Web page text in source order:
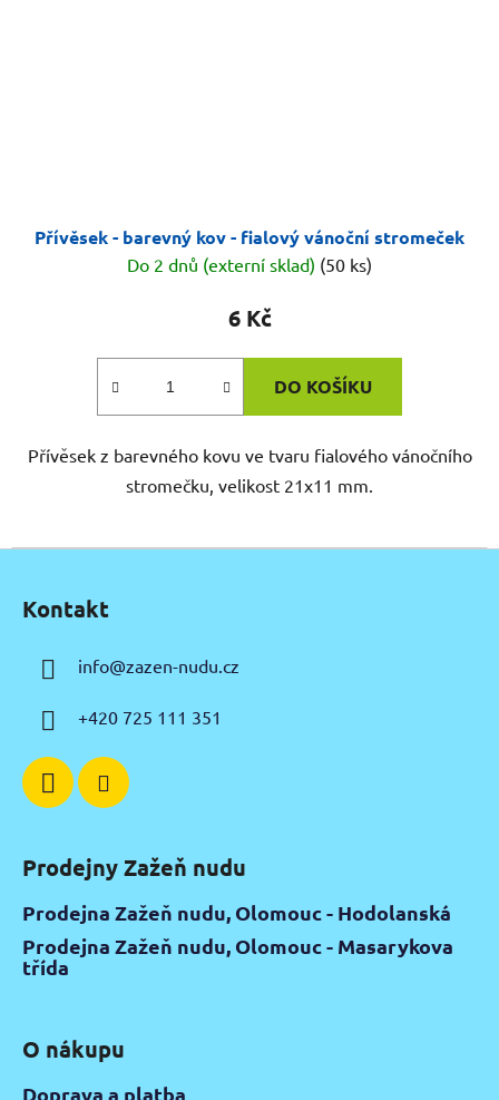
Přívěsek - barevný kov - fialový vánoční stromeček
Do 2 dnů (externí sklad) (50 ks)
6 Kč
DO KOŠÍKU
Přívěsek z barevného kovu ve tvaru fialového vánočního
stromečku, velikost 21x11 mm.
Kontakt
info@zazen-nudu.cz
+420 725 111 351
Prodejny Zažeň nudu
Prodejna Zažeň nudu, Olomouc - Hodolanská
Prodejna Zažeň nudu, Olomouc - Masarykova
třída
O nákupu
Doprava a platba